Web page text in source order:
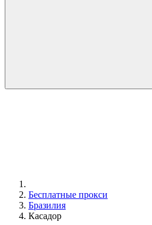
Бесплатные прокси
Бразилия
Касадор